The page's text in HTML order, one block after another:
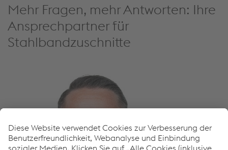
Mehr Fragen, mehr Antworten: Ihre
Ansprechpartner für
Stahlbandzuschnitte